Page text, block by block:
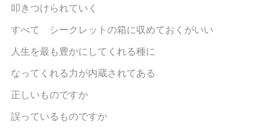
叩きつけられていく
すべて シークレットの箱に収めておくがいい
人生を最も豊かにしてくれる種に
なってくれる力が内蔵されてある
正しいものですか
誤っているものですか